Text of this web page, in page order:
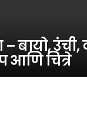
– बायो,
आणि चित्रे